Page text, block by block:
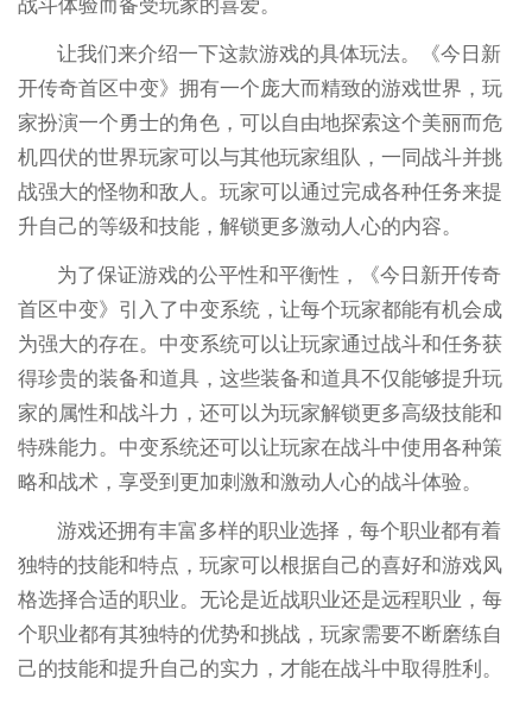
战斗体验而备受玩家的喜爱。
让我们来介绍一下这款游戏的具体玩法。《今日新
开传奇首区中变》拥有一个庞大而精致的游戏世界，玩
家扮演一个勇士的角色，可以自由地探索这个美丽而危
机四伏的世界玩家可以与其他玩家组队，一同战斗并挑
战强大的怪物和敌人。玩家可以通过完成各种任务来提
升自己的等级和技能，解锁更多激动人心的内容。
为了保证游戏的公平性和平衡性，《今日新开传奇
首区中变》引入了中变系统，让每个玩家都能有机会成
为强大的存在。中变系统可以让玩家通过战斗和任务获
得珍贵的装备和道具，这些装备和道具不仅能够提升玩
家的属性和战斗力，还可以为玩家解锁更多高级技能和
特殊能力。中变系统还可以让玩家在战斗中使用各种策
略和战术，享受到更加刺激和激动人心的战斗体验。
游戏还拥有丰富多样的职业选择，每个职业都有着
独特的技能和特点，玩家可以根据自己的喜好和游戏风
格选择合适的职业。无论是近战职业还是远程职业，每
个职业都有其独特的优势和挑战，玩家需要不断磨练自
己的技能和提升自己的实力，才能在战斗中取得胜利。